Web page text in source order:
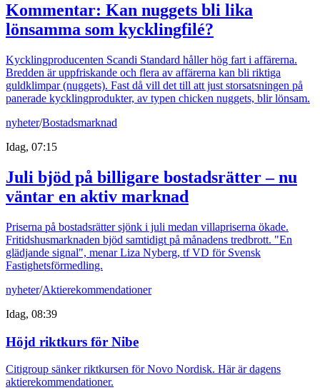
Kommentar: Kan nuggets bli lika
lönsamma som kycklingfilé?
Kycklingproducenten Scandi Standard håller hög fart i affärerna.
Bredden är uppfriskande och flera av affärerna kan bli riktiga
guldklimpar (nuggets). Fast då vill det till att just storsatsningen på
panerade kycklingprodukter, av typen chicken nuggets, blir lönsam.
nyheter/Bostadsmarknad
Idag, 07:15
Juli bjöd på billigare bostadsrätter – nu
väntar en aktiv marknad
Priserna på bostadsrätter sjönk i juli medan villapriserna ökade.
Fritidshusmarknaden bjöd samtidigt på månadens tredbrott. "En
glädjande signal", menar Liza Nyberg, tf VD för Svensk
Fastighetsförmedling.
nyheter/Aktierekommendationer
Idag, 08:39
Höjd riktkurs för Nibe
Citigroup sänker riktkursen för Novo Nordisk. Här är dagens
aktierekommendationer.